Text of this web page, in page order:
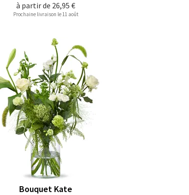
à partir de 26,95 €
Prochaine livraison le 11 août
Bouquet Kate